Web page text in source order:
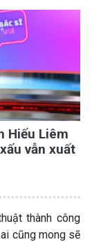
Hiếu Liêm
vẫn xuất
thành công
cũng mong sẽ